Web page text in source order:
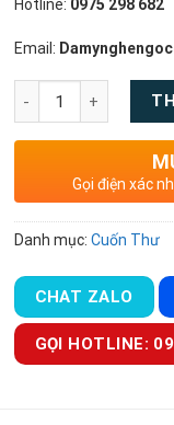
Hotline: 0975 298 682
Email:
Gọi điện xác
Danh mục: Cuốn Thư
CHAT ZALO
GỌI HOTLINE: